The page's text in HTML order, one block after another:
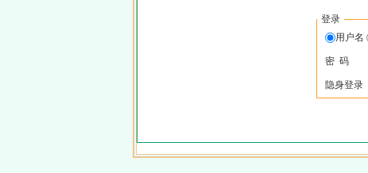
登录
用户名
密 码
隐身登录